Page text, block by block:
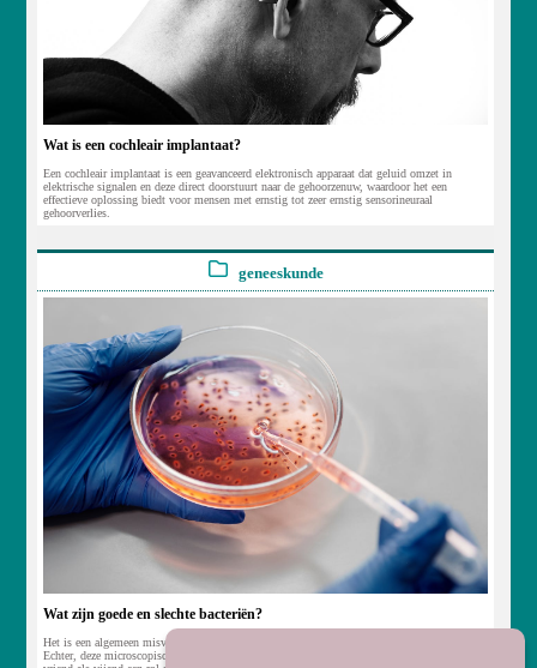
Wat is een cochleair implantaat?
Een cochleair implantaat is een geavanceerd elektronisch apparaat dat geluid omzet in
elektrische signalen en deze direct doorstuurt naar de gehoorzenuw, waardoor het een
effectieve oplossing biedt voor mensen met ernstig tot zeer ernstig sensorineuraal
gehoorverlies.
geneeskunde
Wat zijn goede en slechte bacteriën?
Het is een algemeen misverstand dat alle bacteriën schadelijk zijn en ziekten veroorzaken.
Echter, deze microscopische organismen vormen een fascinerende wereld waarin zowel